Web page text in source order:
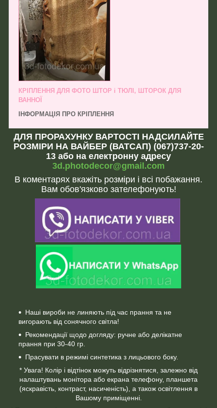
КРІПЛЕННЯ ДЛЯ ФОТО ШТОР і ТЮЛІ, ШТОРОК ДЛЯ
ВАННОЇ
ІНФОРМАЦІЯ ПРО КРІПЛЕННЯ
ДЛЯ ПРОРАХУНКУ ВАРТОСТІ НАДСИЛАЙТЕ
РОЗМІРИ НА ВАЙБЕР (ВАТСАП) (067)737-20-
13 або на електронну адресу
3d.photodecor@gmail.com
В коментарях вкажіть розміри і всі побажання.
Вам обов'язково зателефонують!
Наші вироби не линяють під час прання та не
вигорають від сонячного світла!
Рекомендації щодо догляду: ручне або делікатне
прання при 30-40 гр.
Прасувати в режимі синтетика з лицьового боку.
* Увага! Колір і відтінок можуть відрізнятися, залежно від
налаштувань монітора або екрана телефону, планшета
(яскравість, контраст, насиченість), а також освітлення в
Вашому приміщенні.